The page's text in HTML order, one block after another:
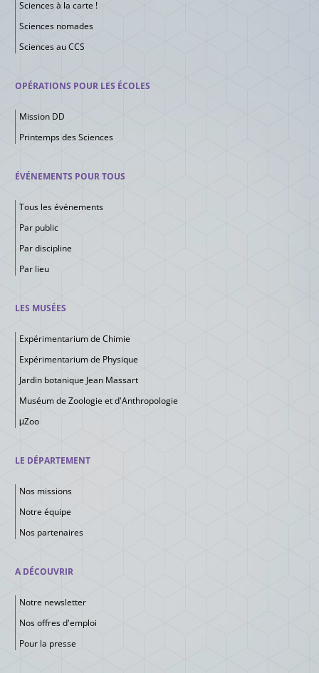
Sciences à la carte !
Sciences nomades
Sciences au CCS
OPÉRATIONS POUR LES ÉCOLES
Mission DD
Printemps des Sciences
ÉVÉNEMENTS POUR TOUS
Tous les événements
Par public
Par discipline
Par lieu
LES MUSÉES
Expérimentarium de Chimie
Expérimentarium de Physique
Jardin botanique Jean Massart
Muséum de Zoologie et d'Anthropologie
μZoo
LE DÉPARTEMENT
Nos missions
Notre équipe
Nos partenaires
A DÉCOUVRIR
Notre newsletter
Nos offres d'emploi
Pour la presse